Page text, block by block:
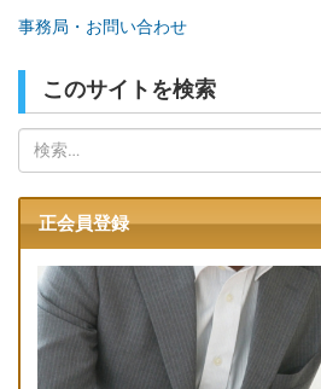
事務局・お問い合わせ
このサイトを検索
索:
正会員登録